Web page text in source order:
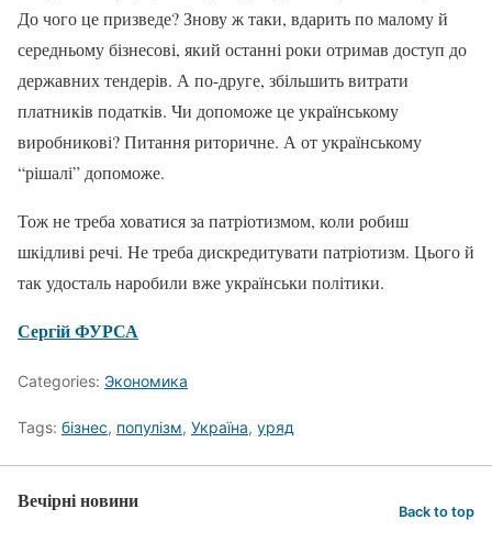
До чого це призведе? Знову ж таки, вдарить по малому й
середньому бізнесові, який останні роки отримав доступ до
державних тендерів. А по-друге, збільшить витрати
платників податків. Чи допоможе це українському
виробникові? Питання риторичне. А от українському
“рішалі” допоможе.
Тож не треба ховатися за патріотизмом, коли робиш
шкідливі речі. Не треба дискредитувати патріотизм. Цього й
так удосталь наробили вже українськи політики.
Сергій ФУРСА
Categories: Экономика
Tags: бізнес, популізм, Україна, уряд
Вечірні новини Back to top